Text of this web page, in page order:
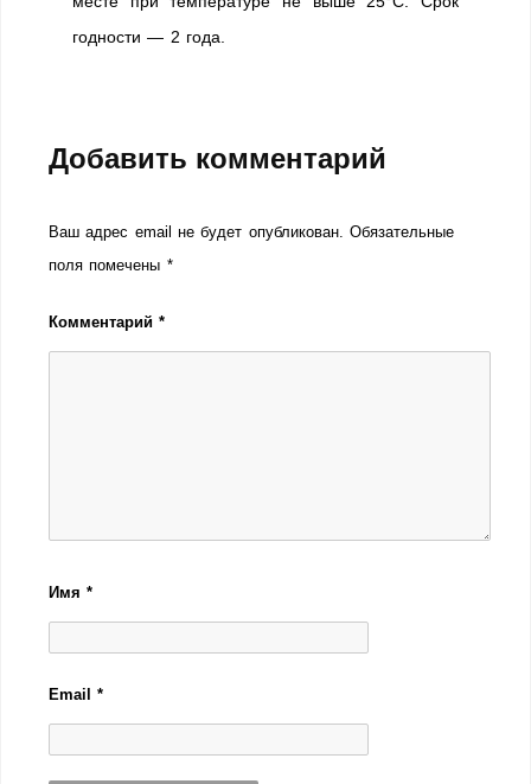
годности — 2 года.
Добавить комментарий
Ваш адрес email не будет опубликован. Обязательные
поля помечены *
Комментарий*
Имя*
Email*